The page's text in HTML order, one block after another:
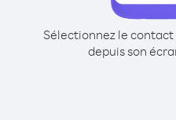
Sélectionnez le
depuis son